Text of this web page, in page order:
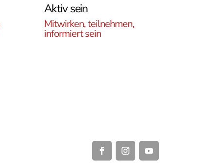
Aktiv sein
Mitwirken, teilnehmen,
informiert sein